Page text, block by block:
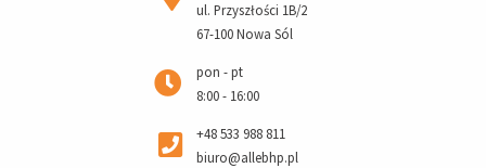
ul. Przyszłości 1B/2
67-100 Nowa Sól
pon - pt
8:00 - 16:00
+48 533 988 811
biuro@allebhp.pl